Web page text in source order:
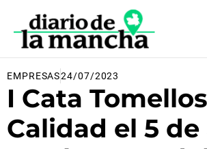
contenido
EMPRESAS24/07/2023
I Cata
Calidad el 5